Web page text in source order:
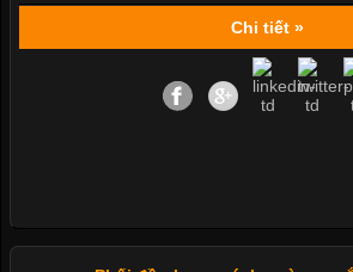
Chi tiết »